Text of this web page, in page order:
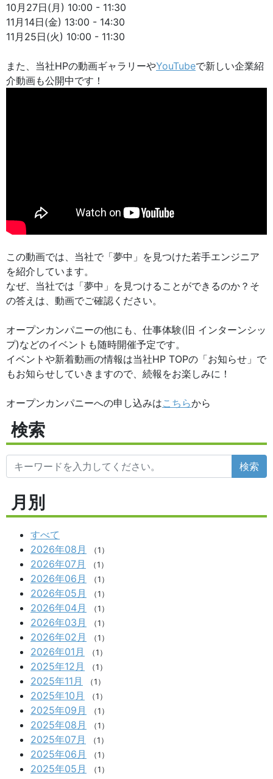
10月27日(月) 10:00 - 11:30
11月14日(金) 13:00 - 14:30
11月25日(火) 10:00 - 11:30
また、当社HPの動画ギャラリーやYouTubeで新しい企業紹
介動画も公開中です！
この動画では、当社で「夢中」を見つけた若手エンジニア
を紹介しています。
なぜ、当社では「夢中」を見つけることができるのか？そ
の答えは、動画でご確認ください。
オープンカンパニーの他にも、仕事体験(旧 インターンシッ
プ)などのイベントも随時開催予定です。
イベントや新着動画の情報は当社HP TOPの「お知らせ」で
もお知らせしていきますので、続報をお楽しみに！
オープンカンパニーへの申し込みはこちらから
検索
検索
月別
すべて
2026年08月
（1）
2026年07月 （1）
2026年06月 （1）
2026年05月 （1）
2026年04月 （1）
2026年03月 （1）
2026年02月 （1）
2026年01月 （1）
2025年12月 （1）
2025年11月 （1）
2025年10月 （1）
2025年09月 （1）
2025年08月 （1）
2025年07月 （1）
2025年06月 （1）
2025年05月 （1）